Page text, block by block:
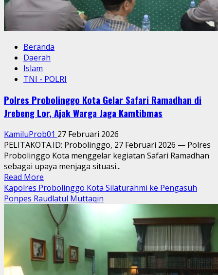
Beranda
Daerah
Islam
TNI - POLRI
Polres Probolinggo Kota Gelar Safari Ramadhan di
Jrebeng Lor, Ajak Warga Jaga Kamtibmas
KamiluProb01 27 Februari 2026
PELITAKOTA.ID: Probolinggo, 27 Februari 2026 — Polres
Probolinggo Kota menggelar kegiatan Safari Ramadhan
sebagai upaya menjaga situasi...
Read More
more
about
Polres
Probolinggo
Kota
Gelar
Safari
Ramadhan
Kapolres Probolinggo Kota Silaturahmi ke Pengasuh
Ponpes Raudlatul Muttaqin